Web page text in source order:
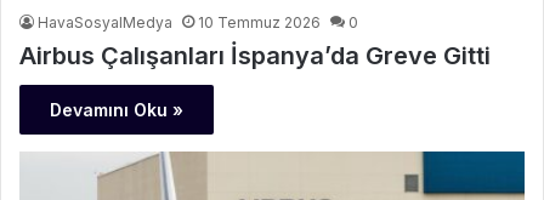
HavaSosyalMedya 10 Temmuz 2026 0
Airbus Çalışanları İspanya’da Greve Gitti
Devamını Oku »